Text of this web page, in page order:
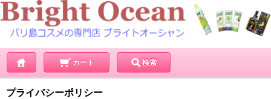
カート 検索
プライバシーポリシー